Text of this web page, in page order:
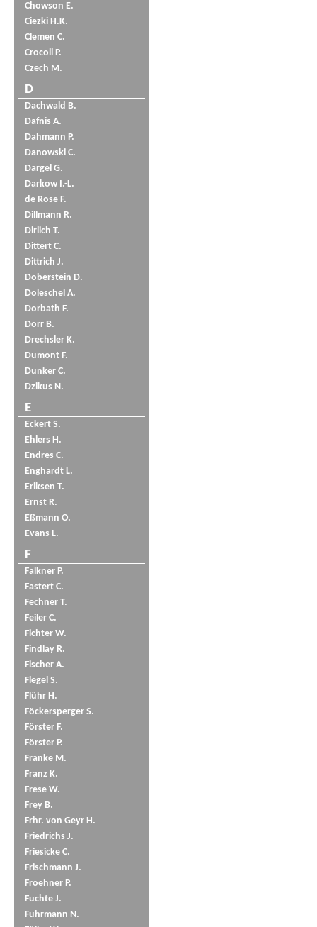
Chowson E.
Ciezki H.K.
Clemen C.
Crocoll P.
Czech M.
D
Dachwald B.
Dafnis A.
Dahmann P.
Danowski C.
Dargel G.
Darkow I.-L.
de Rose F.
Dillmann R.
Dirlich T.
Dittert C.
Dittrich J.
Doberstein D.
Doleschel A.
Dorbath F.
Dorr B.
Drechsler K.
Dumont F.
Dunker C.
Dzikus N.
E
Eckert S.
Ehlers H.
Endres C.
Enghardt L.
Eriksen T.
Ernst R.
Eßmann O.
Evans L.
F
Falkner P.
Fastert C.
Fechner T.
Feiler C.
Fichter W.
Findlay R.
Fischer A.
Flegel S.
Flühr H.
Föckersperger S.
Förster F.
Förster P.
Franke M.
Franz K.
Frese W.
Frey B.
Frhr. von Geyr H.
Friedrichs J.
Friesicke C.
Frischmann J.
Froehner P.
Fuchte J.
Fuhrmann N.